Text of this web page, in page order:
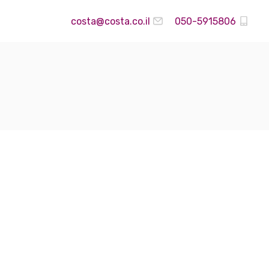
050-5915806
costa@costa.co.il